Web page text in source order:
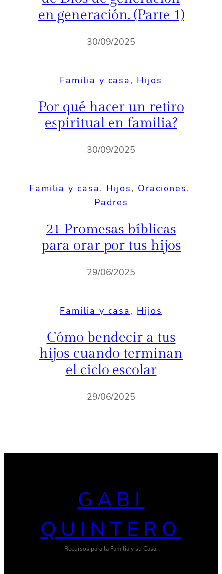
en generación. (Parte 1)
30/09/2025
Familia y casa, Hijos
Por qué hacer un retiro
espiritual en familia?
30/09/2025
Familia y casa, Hijos, Oraciones
Padres
21 Promesas bíblicas
para orar por tus hijos
29/06/2025
Familia y casa, Hijos
Cómo bendecir a tus
hijos cuando terminan
el ciclo escolar
29/06/2025
GABI
QUINTERO
Recursos para la Familia y su Casa.